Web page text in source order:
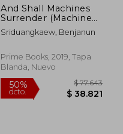
50%
dcto. $
And Shall Machines
Surrender (Machine
Mandate) (en Inglés)
Sriduangkaew, Benjanun
Prime Books, 2019, Tapa
Blanda, Nuevo